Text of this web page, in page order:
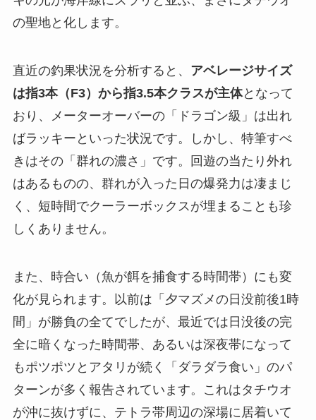
の聖地と化します。
直近の釣果状況を分析すると、 アベレージサイズ
は指3本（F3）から指3.5本クラスが主体となって
おり、メーターオーバーの「ドラゴン級」は出れ
ばラッキーといった状況です。しかし、特筆すべ
きはその「群れの濃さ」です。回遊の当たり外れ
はあるものの、群れが入った日の爆発力は凄まじ
く、短時間でクーラーボックスが埋まることも珍
しくありません。
また、時合い（魚が餌を捕食する時間帯）にも変
化が見られます。以前は「夕マズメの日没前後1時
間」が勝負の全てでしたが、最近では日没後の完
全に暗くなった時間帯、あるいは深夜帯になって
もポツポツとアタリが続く「ダラダラ食い」のパ
ターンが多く報告されています。これはタチウオ
が沖に抜けずに、テトラ帯周辺の深場に居着いて